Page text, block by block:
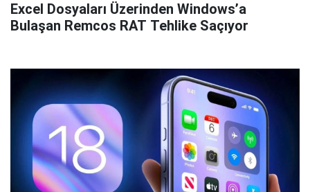
Excel Dosyaları Üzerinden Windows’a
Bulaşan Remcos RAT Tehlike Saçıyor